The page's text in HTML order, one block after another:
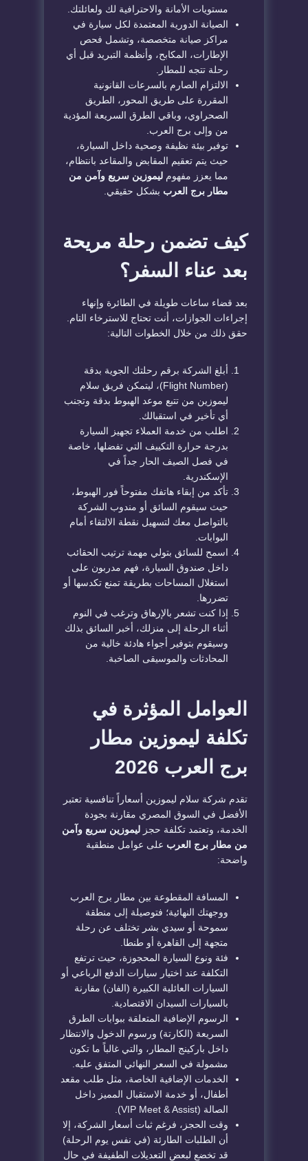
مستويات الأمانة والاحترافية لك ولعائلتك.
الصيانة الدورية المعتمدة لكل سيارة في
مراكز صيانة متخصصة، وتشمل فحص
الإطارات، المكابح، وأنظمة التبريد قبل أي
رحلة تتجه للمطار.
الالتزام الصارم بالسرعات القانونية
المقررة على طريق المحور، الطريق
الصحراوي، وباقي الطرق السريعة المؤدية
من وإلى برج العرب.
توفير بيئة نظيفة وصحية داخل السيارة،
حيث يتم تعقيم المقابض والمقاعد بانتظام،
مما يعزز مفهوم ليموزين سريع وآمن من
مطار برج العرب بشكل حقيقي.
كيف تضمن رحلة مريحة
بعد عناء السفر؟
بعد قضاء ساعات طويلة في الطائرة وإنهاء
إجراءات الجوازات، أنت تحتاج للاسترخاء التام.
حقق ذلك من خلال الخطوات التالية:
أبلغ الشركة برقم رحلتك الجوية بدقة
(Flight Number)، ليتمكن فريق سلام
ليموزين من تتبع موعد الهبوط بدقة وتجنب
أي تأخير في استقبالك.
اطلب من خدمة العملاء تجهيز السيارة
بدرجة حرارة التكييف التي تفضلها، خاصة
في فصل الصيف الحار جداً في
الإسكندرية.
تأكد من إبقاء هاتفك مفتوحاً فور الهبوط،
حيث سيقوم السائق أو مندوب الشركة
بالتواصل معك لتسهيل نقطة الالتقاء أمام
البوابات.
اسمح للسائق بتولي مهمة ترتيب الحقائب
داخل صندوق السيارة، فهم مدربون على
استغلال المساحات بطريقة تمنع تكدسها أو
تضررها.
إذا كنت تشعر بالإرهاق وترغب في النوم
أثناء الرحلة إلى منزلك، أخبر السائق بذلك
وسيقوم بتوفير أجواء هادئة خالية من
المحادثات والموسيقى الصاخبة.
العوامل المؤثرة في
تكلفة ليموزين مطار
برج العرب 2026
تقدم شركة سلام ليموزين أسعاراً تنافسية تعتبر
الأفضل في السوق المصري مقارنة بجودة
الخدمة، وتعتمد تكلفة حجز ليموزين سريع وآمن
من مطار برج العرب على عوامل منطقية
واضحة:
المسافة المقطوعة بين مطار برج العرب
ووجهتك النهائية؛ فتوصيلة إلى منطقة
سموحة أو سيدي بشر تختلف عن رحلة
متجهة إلى القاهرة أو طنطا.
فئة ونوع السيارة المحجوزة، حيث ترتفع
التكلفة عند اختيار سيارات الدفع الرباعي أو
السيارات العائلية الكبيرة (الفان) مقارنة
بالسيارات السيدان الاقتصادية.
الرسوم الإضافية المتعلقة ببوابات الطرق
السريعة (الكارتة) ورسوم الدخول والانتظار
داخل باركينج المطار، والتي غالباً ما تكون
مشمولة في السعر النهائي المتفق عليه.
الخدمات الإضافية الخاصة، مثل طلب مقعد
أطفال، أو خدمة الاستقبال المميز داخل
الصالة (VIP Meet & Assist).
وقت الحجز، فرغم ثبات أسعار الشركة، إلا
أن الطلبات الطارئة (في نفس يوم الرحلة)
قد تخضع لبعض التعديلات الطفيفة في حال